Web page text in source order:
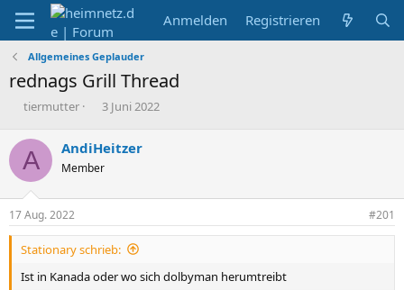
Anmelden Registrieren
Allgemeines Geplauder
rednags Grill Thread
E
s
e
l
l
e
r
tiermutter
E
t
e
l
a
m
3 Juni 2022
A AndiHeitzer
Member
17 Aug. 2022 #201
Stationary schrieb:
Ist in Kanada oder wo sich dolbyman herumtreibt